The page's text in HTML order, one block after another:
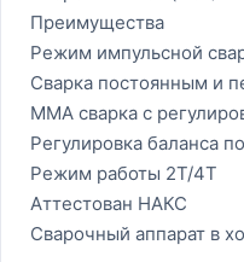
Преимущества
Режим импульсной
Сварка постоянным и
ММА сварка с
Регулировка баланса
Режим работы 2Т/4Т
Аттестован НАКС
Сварочный аппарат в